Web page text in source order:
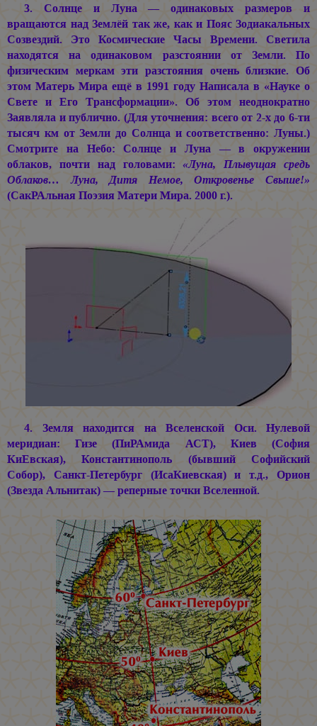
3. Солнце и Луна — одинаковых размеров и
вращаются над Землёй так же, как и Пояс Зодиакальных
Созвездий. Это Космические Часы Времени. Светила
находятся на одинаковом разстоянии от Земли. По
физическим меркам эти разстояния очень близкие. Об
этом Матерь Мира ещё в 1991 году Написала в «Науке о
Свете и Его Трансформации». Об этом неоднократно
Заявляла и публично. (Для уточнения: всего от 2-х до 6-ти
тысяч км от Земли до Солнца и соответственно: Луны.)
Смотрите на Небо: Солнце и Луна — в окружении
облаков, почти над головами:«Луна, Плывущая средь
Облаков… Луна, Дитя Немое, Откровенье Свыше!»
(СакРАльная Поэзия Матери Мира. 2000 г.).
4. Земля находится на Вселенской Оси. Нулевой
меридиан: Гизе (ПиРАмида АСТ), Киев (София
КиЕвская), Константинополь (бывший Софийский
Собор), Санкт-Петербург (ИсаКиевская) и т.д., Орион
(Звезда Альнитак) — реперные точки Вселенной.